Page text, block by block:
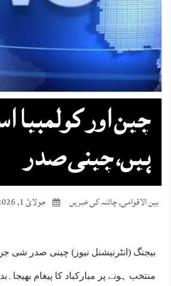
چین اور
ہیں، چینی صدر
بین الاقوامی,چائنہ کی خبریں جولائ 1, 2026
بیجنگ (انٹرنیشنل نیوز) چینی صدر شی جن
منتخب ہونے پر مبارکباد کا پیغام